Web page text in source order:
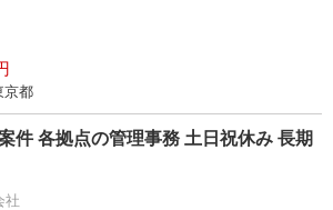
京都
件 各拠点の管理事務 土日祝休み 長期
社